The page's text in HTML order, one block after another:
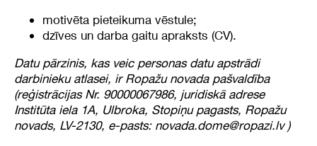
motivēta pieteikuma vēstule;
dzīves un darba gaitu apraksts (CV).
Datu pārzinis, kas veic personas datu apstrādi
darbinieku atlasei, ir Ropažu novada pašvaldība
(reģistrācijas Nr. 90000067986, juridiskā adrese
Institūta iela 1A, Ulbroka, Stopiņu pagasts, Ropažu
novads, LV-2130, e-pasts: novada.dome@ropazi.lv )